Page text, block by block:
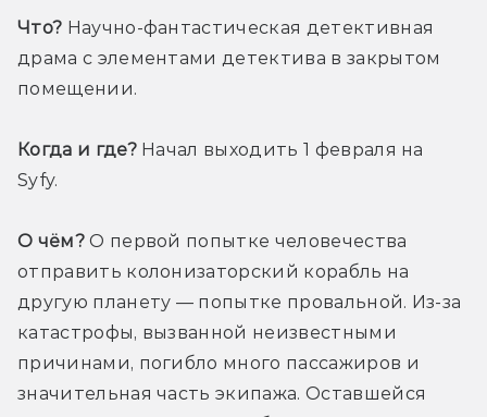
Что? Научно-фантастическая детективная
драма с элементами детектива в закрытом
помещении.
Когда и где? Начал выходить 1 февраля на
Syfy.
О чём? О первой попытке человечества
отправить колонизаторский корабль на
другую планету — попытке провальной. Из-за
катастрофы, вызванной неизвестными
причинами, погибло много пассажиров и
значительная часть экипажа. Оставшейся